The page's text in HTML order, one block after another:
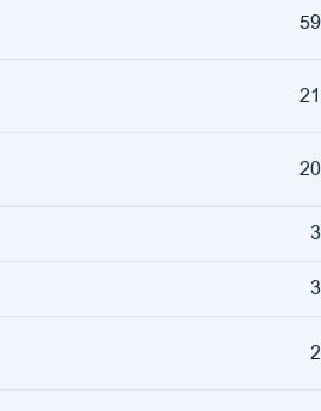
59
21
20
3
3
2